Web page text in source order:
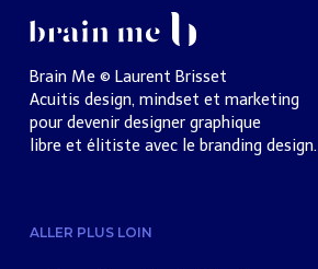
Brain Me © Laurent Brisset
Acuitis design, mindset et marketing
pour devenir designer graphique
libre et élitiste avec le branding design.
ALLER PLUS LOIN